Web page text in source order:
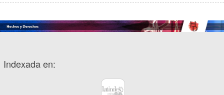
Indexada en: